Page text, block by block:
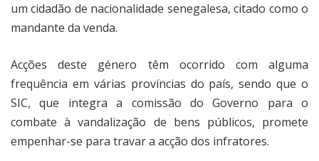
um cidadão de nacionalidade senegalesa, citado como o
mandante da venda.
Acções deste género têm ocorrido com alguma
frequência em várias províncias do país, sendo que o
SIC, que integra a comissão do Governo para o
combate à vandalização de bens públicos, promete
empenhar-se para travar a acção dos infratores.